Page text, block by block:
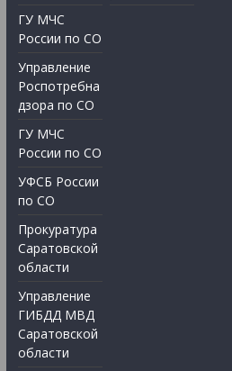
ГУ МЧС
России по СО
Управление
Роспотребна
дзора по СО
ГУ МЧС
России по СО
УФСБ России
по СО
Прокуратура
Саратовской
области
Управление
ГИБДД МВД
Саратовской
области